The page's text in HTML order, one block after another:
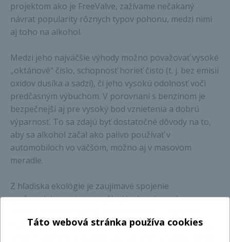
projektom ako je FreeValve, zažívame nečakaný
návrat popularity rôznych typov pohonu, medzi nimi
aj toho na alkohol.
Medzi jeho najväčšie výhody možno považovať vysoké
„oktánové“ číslo, schopnosť horieť čisto (t. j. bez emisií
oxidov dusíka a sadzí), či jeho vysokú odolnosť voči
predčasným výbuchom. V porovnaní s benzínom je
bezpečnejší aj pre vysoký bod vznietenia a dobrú
výparnosť. To sa zdajú byť dostatočné dôvody na to,
aby sa alkohol začal ako palivo používať v
automobiloch vo väčšom, možno aj v masovom
meradle.
Z hľadiska ekológie je zaujímavé spojenie
spaľovacieho motora využívajúceho ako pohon
hybridným modelom chce prísť Koenigsegg už v roku
Táto webová stránka používa cookies